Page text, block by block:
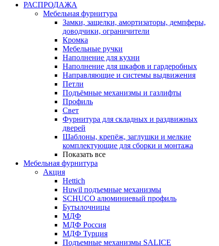
РАСПРОДАЖА
Мебельная фурнитура
Замки, защелки, амортизаторы, демпферы,
доводчики, ограничители
Кромка
Мебельные ручки
Наполнение для кухни
Наполнение для шкафов и гардеробных
Направляющие и системы выдвижения
Петли
Подъёмные механизмы и газлифты
Профиль
Свет
Фурнитура для складных и раздвижных
дверей
Шаблоны, крепёж, заглушки и мелкие
комплектующие для сборки и монтажа
Показать все
Мебельная фурнитура
Акция
Hettich
Huwil подъемные механизмы
SCHUCO алюминиевый профиль
Бутылочницы
МДФ
МДФ Россия
МДФ Турция
Подъемные механизмы SALICE